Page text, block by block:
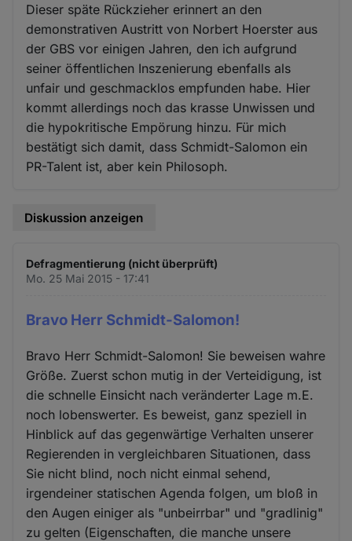
Dieser späte Rückzieher erinnert an den
demonstrativen Austritt von Norbert Hoerster aus
der GBS vor einigen Jahren, den ich aufgrund
seiner öffentlichen Inszenierung ebenfalls als
unfair und geschmacklos empfunden habe. Hier
kommt allerdings noch das krasse Unwissen und
die hypokritische Empörung hinzu. Für mich
bestätigt sich damit, dass Schmidt-Salomon ein
PR-Talent ist, aber kein Philosoph.
Diskussion anzeigen
Defragmentierung (nicht überprüft)
Mo. 25 Mai 2015 - 17:41
Bravo Herr Schmidt-Salomon!
Bravo Herr Schmidt-Salomon! Sie beweisen wahre
Größe. Zuerst schon mutig in der Verteidigung, ist
die schnelle Einsicht nach veränderter Lage m.E.
noch lobenswerter. Es beweist, ganz speziell in
Hinblick auf das gegenwärtige Verhalten unserer
Regierenden in vergleichbaren Situationen, dass
Sie nicht blind, noch nicht einmal sehend,
irgendeiner statischen Agenda folgen, um bloß in
den Augen einiger als "unbeirrbar" und "gradlinig"
zu gelten (Eigenschaften, die manche unsere